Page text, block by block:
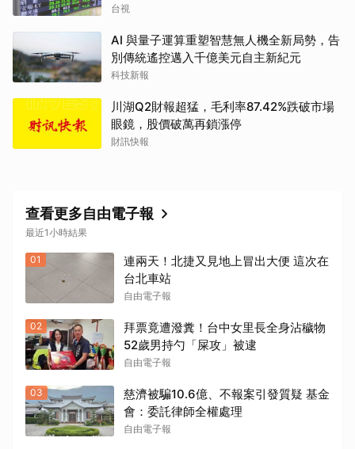
台視
AI 與量子運算重塑智慧無人機全新局勢，告
別傳統遙控邁入千億美元自主新紀元
科技新報
川湖Q2財報超猛，毛利率87.42%跌破市場
眼鏡，股價破萬再鎖漲停
財訊快報
查看更多自由電子報
最近1小時結果
01
連兩天！北捷又見地上冒出大便 這次在
台北車站
自由電子報
02
拜票竟遭潑糞！台中女里長全身沾穢物
52歲男持勺「屎攻」被逮
自由電子報
03
慈濟被騙10.6億、不報案引發質疑 基金
會：委託律師全權處理
自由電子報
取消